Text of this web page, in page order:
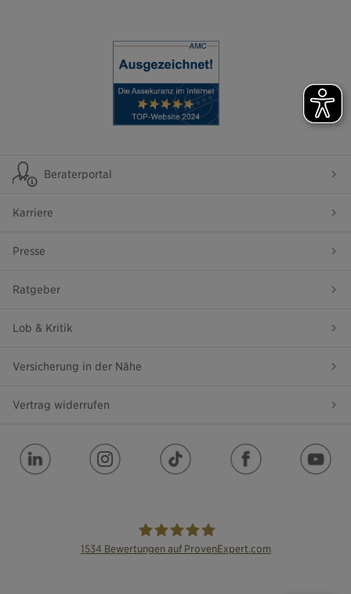
Beraterportal
Karriere
Presse
Ratgeber
Lob & Kritik
Versicherung in der Nähe
Vertrag widerrufen
1534 Bewertungen auf ProvenExpert.com